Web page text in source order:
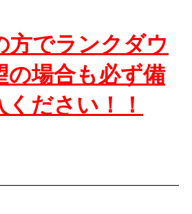
方でランクダウ
の場合も必ず備
ださい！！